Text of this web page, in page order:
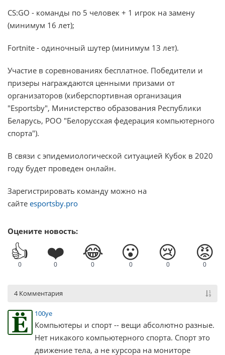
CS:GO - команды по 5 человек + 1 игрок на замену
(минимум 16 лет);
Fortnite - одиночный шутер (минимум 13 лет).
Участие в соревнованиях бесплатное. Победители и
призеры награждаются ценными призами от
организаторов (киберспортивная организация
"Esportsby", Министерство образования Республики
Беларусь, РОО "Белорусская федерация компьютерного
спорта").
В связи с эпидемиологической ситуацией Кубок в 2020
году будет проведен онлайн.
Зарегистрировать команду можно на
сайте esportsby.pro
Оцените новость:
👍
0
❤️
0
😂
0
😮
0
😢
0
😡
0
4 Комментария
100ye
Компьютеры и спорт -- вещи абсолютно разные.
Нет никакого компьютерного спорта. Спорт это
движение тела, а не курсора на мониторе